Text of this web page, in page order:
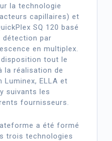
la technologie
capillaires) et
SQ 120 basé
détection par
en multiplex.
tout le
la réalisation de
ELLA et
suivants les
fournisseurs.
a été formé
trois technologies